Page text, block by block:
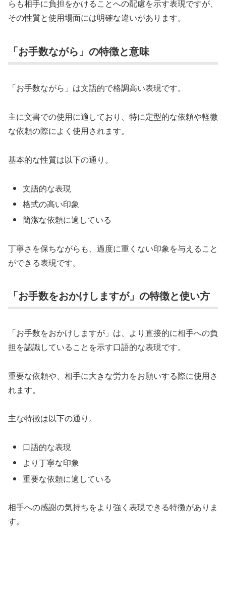
らも相手に負担をかけることへの配慮を示す表現ですが、
その性質と使用場面には明確な違いがあります。
「お手数ながら」の特徴と意味
「お手数ながら」は文語的で格調高い表現です。
主に文書での使用に適しており、特に定型的な依頼や軽微
な依頼の際によく使用されます。
基本的な性質は以下の通り。
文語的な表現
格式の高い印象
簡潔な依頼に適している
丁寧さを保ちながらも、過度に重くない印象を与えること
ができる表現です。
「お手数をおかけしますが」の特徴と使い方
「お手数をおかけしますが」は、より直接的に相手への負
担を認識していることを示す口語的な表現です。
重要な依頼や、相手に大きな労力をお願いする際に使用さ
れます。
主な特徴は以下の通り。
口語的な表現
より丁寧な印象
重要な依頼に適している
相手への感謝の気持ちをより強く表現できる特徴がありま
す。